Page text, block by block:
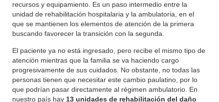
recursos y equipamiento. Es un paso intermedio entre la
unidad de rehabilitación hospitalaria y la ambulatoria, en el
que se mantienen los elementos de atención de la primera
buscando favorecer la transición con la segunda.
El paciente ya no está ingresado, pero recibe el mismo tipo de
atención mientras que la familia se va haciendo cargo
progresivamente de sus cuidados. No obstante, no todas las
personas tienen que necesitar este cambio paulatino, por lo
que podrían pasar directamente al régimen ambulatorio. En
nuestro país hay 13 unidades de rehabilitación del daño